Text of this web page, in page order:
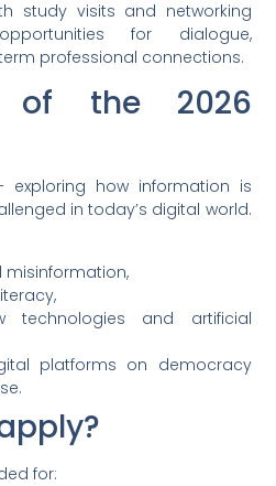
study visits and networking
for dialogue,
professional connections.
of the 2026
exploring how information is
in today’s digital world.
and artificial
platforms on democracy
for: